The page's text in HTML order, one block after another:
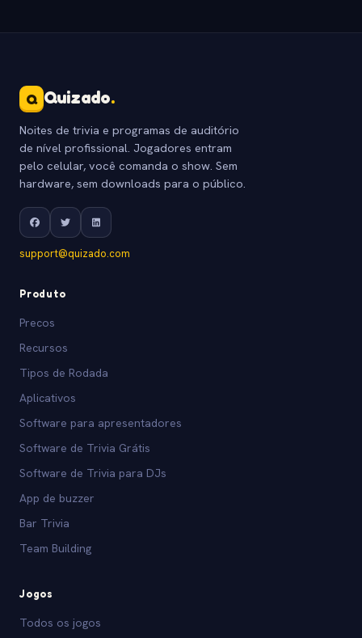
Q Quizado.
Noites de trivia e programas de auditório
de nível profissional. Jogadores entram
pelo celular, você comanda o show. Sem
hardware, sem downloads para o público.
support@quizado.com
Produto
Precos
Recursos
Tipos de Rodada
Aplicativos
Software para apresentadores
Software de Trivia Grátis
Software de Trivia para DJs
App de buzzer
Bar Trivia
Team Building
Jogos
Todos os jogos